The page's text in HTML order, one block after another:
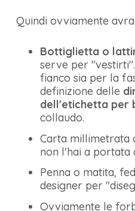
Quindi ovviamente
Bottiglietta o
serve per
fianco sia per la
definizione delle
dell'etichetta per
collaudo.
Carta millimetrata
non l'hai a portata
Penna o matita,
designer per
Ovviamente le